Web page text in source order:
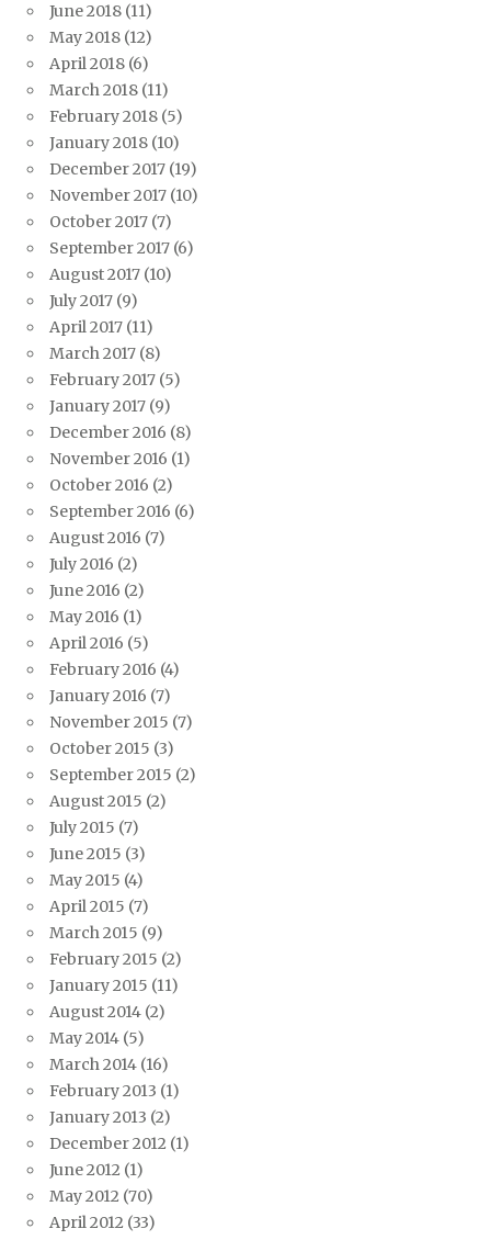
June 2018 (11)
May 2018 (12)
April 2018 (6)
March 2018 (11)
February 2018 (5)
January 2018 (10)
December 2017 (19)
November 2017 (10)
October 2017 (7)
September 2017 (6)
August 2017 (10)
July 2017 (9)
April 2017 (11)
March 2017 (8)
February 2017 (5)
January 2017 (9)
December 2016 (8)
November 2016 (1)
October 2016 (2)
September 2016 (6)
August 2016 (7)
July 2016 (2)
June 2016 (2)
May 2016 (1)
April 2016 (5)
February 2016 (4)
January 2016 (7)
November 2015 (7)
October 2015 (3)
September 2015 (2)
August 2015 (2)
July 2015 (7)
June 2015 (3)
May 2015 (4)
April 2015 (7)
March 2015 (9)
February 2015 (2)
January 2015 (11)
August 2014 (2)
May 2014 (5)
March 2014 (16)
February 2013 (1)
January 2013 (2)
December 2012 (1)
June 2012 (1)
May 2012 (70)
April 2012 (33)